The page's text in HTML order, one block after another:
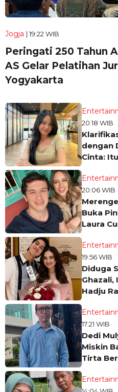
Jogja | 19:22 WIB
Peringati 250 Tahun
AS Gelar Pelatihan
Yogyakarta
20:18 WIB
dengan
Cinta:
20:06 WIB
Buka
Laura
19:56 WIB
Diduga
Ghazali,
Hadju
17:21 WIB
Dedi
Miskin
Tirta